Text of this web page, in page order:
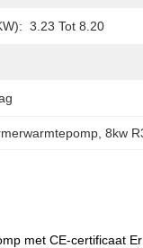
3.23 Tot 8.20
, 8kw
met CE-certificaat